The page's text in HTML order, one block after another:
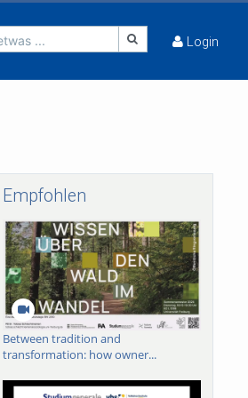
... Login
Empfohlen
Between tradition and
transformation: how owner...